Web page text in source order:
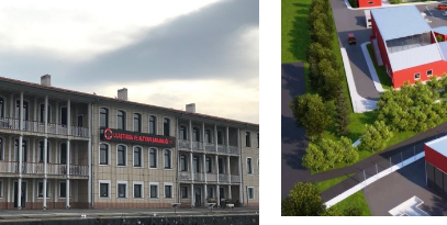
KÜÇÜKÇEKMECE EMNİYET AMİRLİĞİ
26 May 2016 | 0 Comments